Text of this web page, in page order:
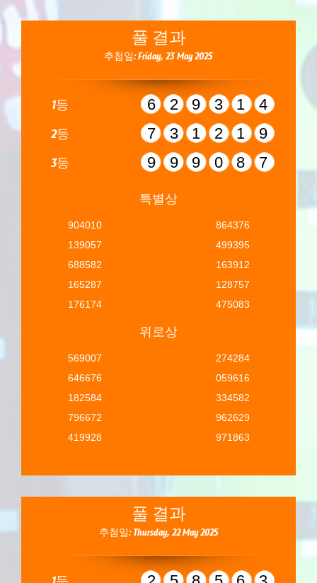
풀 결과
추첨일: Friday, 23 May 2025
1등 629314
2등 731219
3등 999087
특별상
904010
139057
688582
165287
176174
864376
499395
163912
128757
475083
위로상
569007
646676
182584
796672
419928
274284
059616
334582
962629
971863
풀 결과
추첨일: Thursday, 22 May 2025